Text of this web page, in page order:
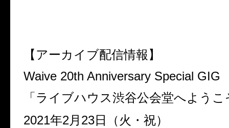
【アーカイブ配信情報】
Waive 20th Anniversary Special GIG
「ライブハウス渋谷公会堂へようこ
2021年2月 23日（火・祝）